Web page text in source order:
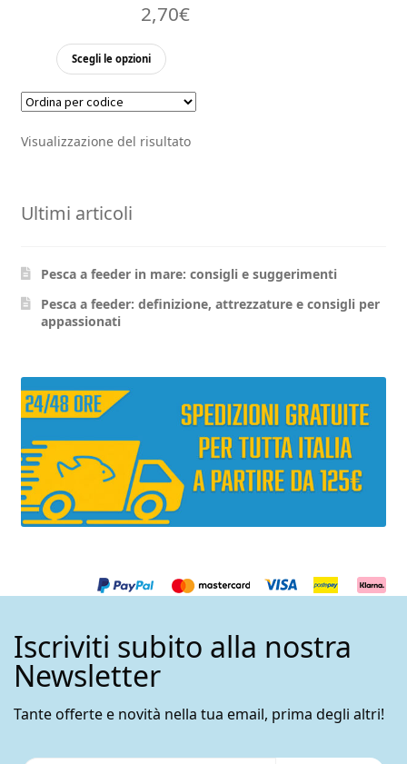
2,70€
Scegli le opzioni
Questo
ha
varianti.
nella
pagina
Visualizzazione del risultato
Ultimi articoli
Pesca a feeder in mare: consigli e suggerimenti
Pesca a feeder: definizione, attrezzature e consigli per
appassionati
Iscriviti subito alla nostra
Newsletter
Tante offerte e novità nella tua email, prima degli altri!